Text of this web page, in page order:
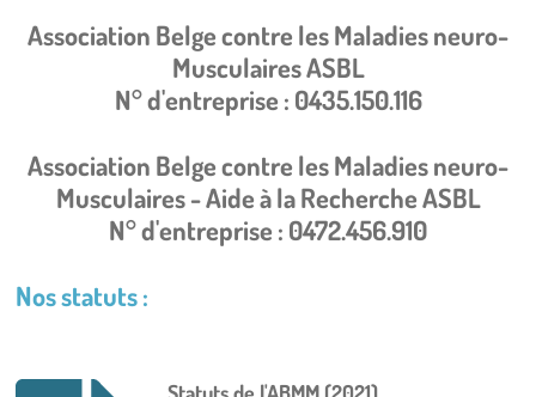
Association Belge contre les Maladies neuro-
Musculaires ASBL
N° d'entreprise : 0435.150.116
Association Belge contre les Maladies neuro-
Musculaires - Aide à la Recherche ASBL
N° d'entreprise : 0472.456.910
Nos statuts :
Statuts de l'ABMM (2021)